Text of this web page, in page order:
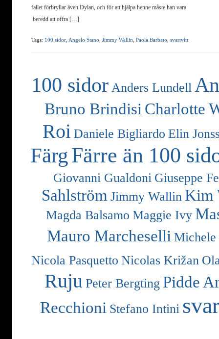
fallet förbryllar även Dylan, och för att hjälpa henne måste han vara
beredd att offra […]
Tags: 100 sidor Angelo Stano Jimmy Wallin Paola Barbato svartvitt
100 sidor Anders Lundell
Bruno Brindisi Charlotte
Roi Daniele Bigliardo Elin
FärgFärre än 100
Giovanni Gualdoni Giuseppe
Sahlström Jimmy Wallin Kim
Magda Balsamo Maggie Ivy
Mauro Marcheselli Michele
Nicola Pasquetto Nicolas Križan
Ruju Peter Bergting Pidde
Recchioni Stefano Intini